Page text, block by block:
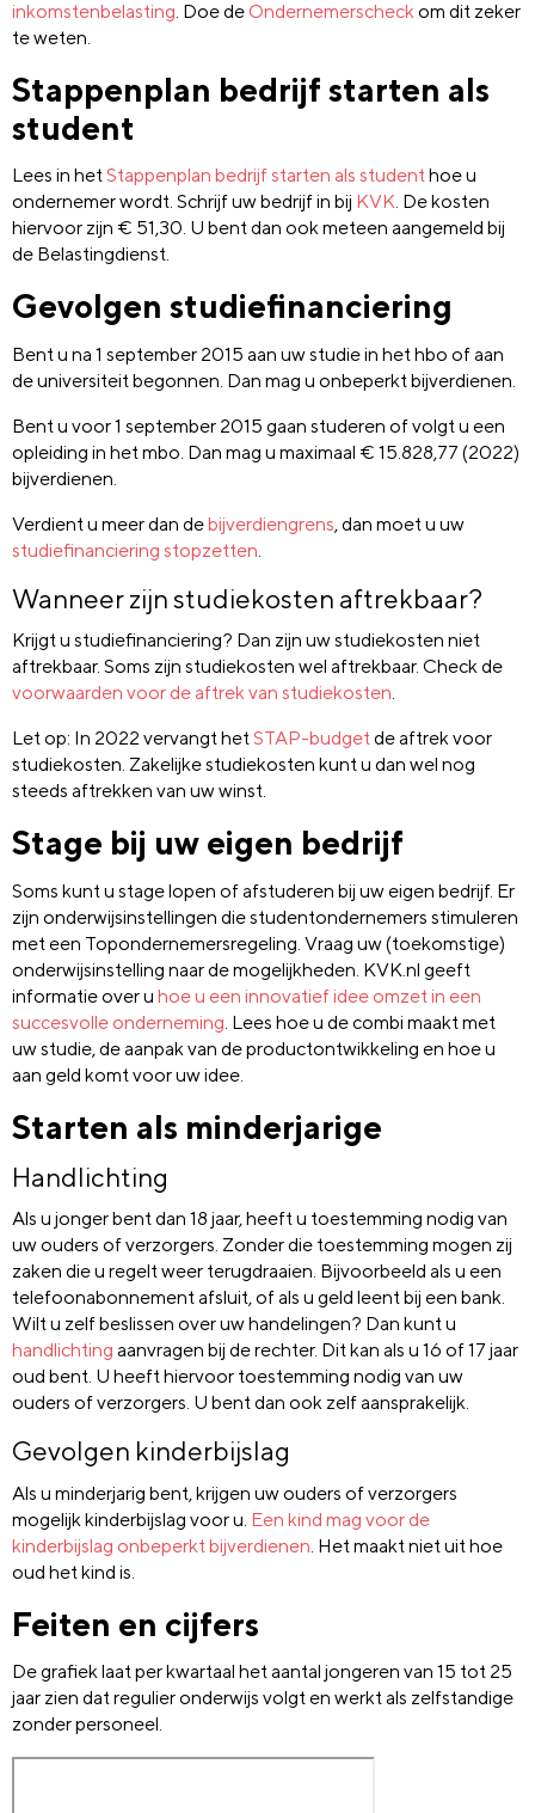
inkomstenbelasting . Doe de Ondernemerscheck om dit zeker
te weten.
Stappenplan bedrijf starten als
student
Lees in hetStappenplan bedrijf starten als studenthoe u
ondernemer wordt. Schrijf uw bedrijf in bij KVK. De kosten
hiervoor zijn € 51,30. U bent dan ook meteen aangemeld bij
de Belastingdienst.
Gevolgen studiefinanciering
Bent u na 1 september 2015 aan uw studie in het hbo of aan
de universiteit begonnen. Dan mag u onbeperkt bijverdienen.
Bent u voor 1 september 2015 gaan studeren of volgt u een
opleiding in het mbo. Dan mag u maximaal € 15.828,77 (2022)
bijverdienen.
Verdient u meer dan debijverdiengrens, dan moet u uw
studiefinanciering stopzetten
Wanneer zijn studiekosten aftrekbaar?
Krijgt u studiefinanciering? Dan zijn uw studiekosten niet
aftrekbaar. Soms zijn studiekosten wel aftrekbaar. Check de
voorwaarden voor de aftrek van studiekosten.
Let op: In 2022 vervangt hetSTAP-budgetde aftrek voor
studiekosten. Zakelijke studiekosten kunt u dan wel nog
steeds aftrekken van uw winst.
Stage bij uw eigen bedrijf
Soms kunt u stage lopen of afstuderen bij uw eigen bedrijf. Er
zijn onderwijsinstellingen die studentondernemers stimuleren
met een Topondernemersregeling. Vraag uw (toekomstige)
onderwijsinstelling naar de mogelijkheden. KVK.nl geeft
informatie over u hoe u een innovatief idee omzet in een
succesvolle onderneming . Lees hoe u de combi maakt met
uw studie, de aanpak van de productontwikkeling en hoe u
aan geld komt voor uw idee.
Starten als minderjarige
Handlichting
Als u jonger bent dan 18 jaar, heeft u toestemming nodig van
uw ouders of verzorgers. Zonder die toestemming mogen zij
zaken die u regelt weer terugdraaien. Bijvoorbeeld als u een
telefoonabonnement afsluit, of als u geld leent bij een bank.
Wilt u zelf beslissen over uw handelingen? Dan kunt u
handlichting aanvragen bij de rechter. Dit kan als u 16 of 17 jaar
oud bent. U heeft hiervoor toestemming nodig van uw
ouders of verzorgers. U bent dan ook zelf aansprakelijk.
Gevolgen kinderbijslag
Als u minderjarig bent, krijgen uw ouders of verzorgers
mogelijk kinderbijslag voor u. Een kind mag voor de
kinderbijslag onbeperkt bijverdienen . Het maakt niet uit hoe
oud het kind is.
Feiten en cijfers
De grafiek laat per kwartaal het aantal jongeren van 15 tot 25
jaar zien dat regulier onderwijs volgt en werkt als zelfstandige
zonder personeel.